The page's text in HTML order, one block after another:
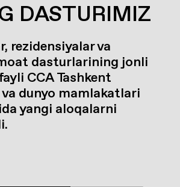
DASTURIMIZ
rezidensiyalar va
dasturlarining jonli
CCA Tashkent
va dunyo mamlakatlari
yangi aloqalarni